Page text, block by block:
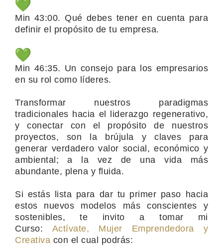
Min 43:00. Qué debes tener en cuenta para
definir el propósito de tu empresa.
Min 46:35. Un consejo para los empresarios
en su rol como líderes.
Transformar nuestros paradigmas
tradicionales hacia el liderazgo regenerativo,
y conectar con el propósito de nuestros
proyectos, son la brújula y claves para
generar verdadero valor social, económico y
ambiental; a la vez de una vida más
abundante, plena y fluida.
Si estás lista para dar tu primer paso hacia
estos nuevos modelos más conscientes y
sostenibles, te invito a tomar mi
Curso: Actívate, Mujer Emprendedora y
Creativa con el cual podrás: